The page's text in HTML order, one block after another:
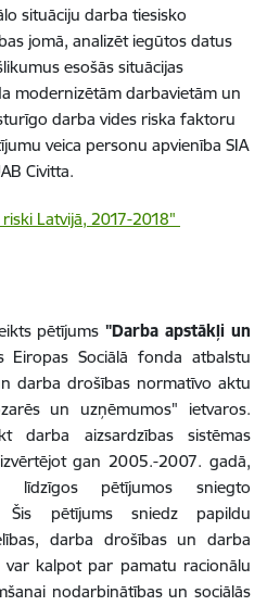
situāciju darba tiesisko
jomā, analizēt iegūtos datus
esošās situācijas
modernizētām darbavietām un
darba vides riska faktoru
veica personu apvienība SIA
Civitta.
Latvijā, 2017-2018"
pētījums "Darba apstākļi un
Eiropas Sociālā fonda atbalstu
darba drošības normatīvo aktu
un uzņēmumos" ietvaros.
darba aizsardzības sistēmas
gan 2005.-2007. gadā,
līdzīgos pētījumos sniegto
Šis pētījums sniedz papildu
darba drošības un darba
kalpot par pamatu racionālu
nodarbinātības un sociālās